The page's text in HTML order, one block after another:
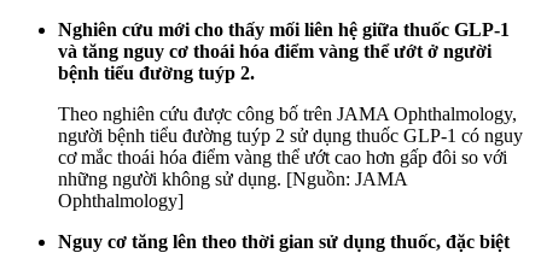
Nghiên cứu mới cho thấy mối liên hệ giữa thuốc GLP-1
và tăng nguy cơ thoái hóa điểm vàng thể ướt ở người
bệnh tiểu đường tuýp 2.
Theo nghiên cứu được công bố trên JAMA Ophthalmology,
người bệnh tiểu đường tuýp 2 sử dụng thuốc GLP-1 có nguy
cơ mắc thoái hóa điểm vàng thể ướt cao hơn gấp đôi so với
những người không sử dụng. [Nguồn: JAMA
Ophthalmology]
Nguy cơ tăng lên theo thời gian sử dụng thuốc, đặc biệt